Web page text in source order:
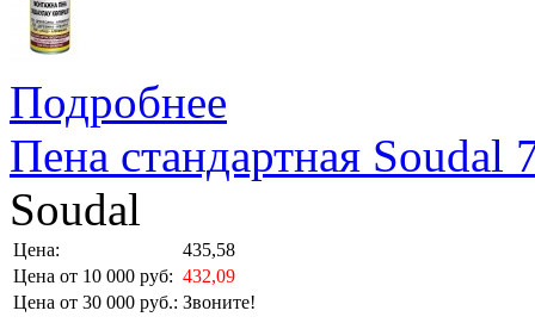
Подробнее
Пена стандартная Soudal
Soudal
Цена:
435,58
Цена от 10 000 руб: 432,09
Цена от 30 000 руб.: Звоните!